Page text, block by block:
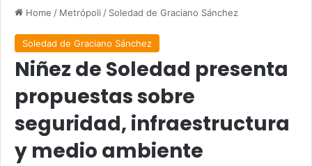
Home / Metrópoli / Soledad de Graciano Sánchez
Soledad de Graciano Sánchez
Niñez de Soledad presenta
propuestas sobre
seguridad, infraestructura
y medio ambiente